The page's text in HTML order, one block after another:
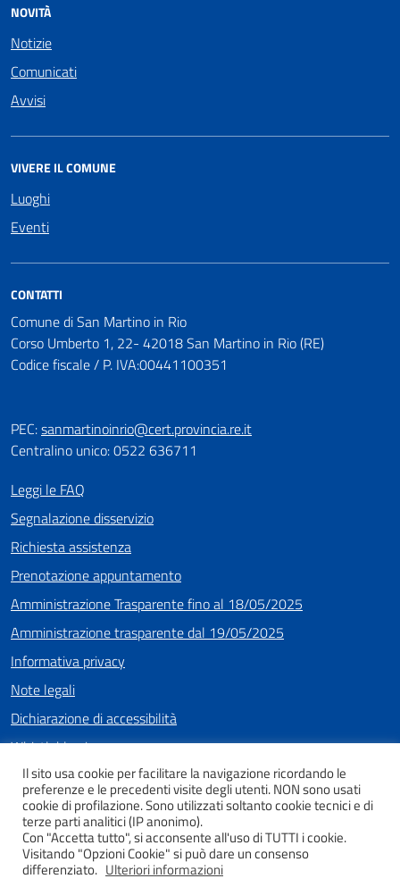
NOVITÀ
Notizie
Comunicati
Avvisi
VIVERE IL COMUNE
Luoghi
Eventi
CONTATTI
Comune di San Martino in Rio
Corso Umberto 1, 22- 42018 San Martino in Rio (RE)
Codice fiscale / P. IVA:00441100351
PEC:sanmartinoinrio@cert.provincia.re.it
Centralino unico: 0522 636711
Leggi le FAQ
Segnalazione disservizio
Richiesta assistenza
Prenotazione appuntamento
Amministrazione Trasparente fino al 18/05/2025
Amministrazione trasparente dal 19/05/2025
Informativa privacy
Note legali
Dichiarazione di accessibilità
Whistleblowing
SEGUICI SU
FacebookInstagramYoutube
Il sito usa cookie per facilitare la navigazione ricordando le
preferenze e le precedenti visite degli utenti. NON sono usati
cookie di profilazione. Sono utilizzati soltanto cookie tecnici e di
terze parti analitici (IP anonimo).
Con "Accetta tutto", si acconsente all'uso di TUTTI i cookie.
Visitando "Opzioni Cookie" si può dare un consenso
differenziato. Ulteriori informazioni